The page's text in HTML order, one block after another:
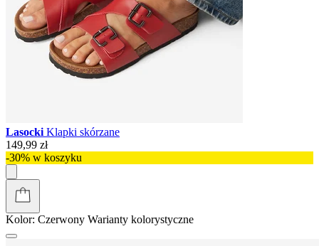
Lasocki Klapki skórzane
149,99 zł
-30% w koszyku
Kolor: Czerwony Warianty kolorystyczne